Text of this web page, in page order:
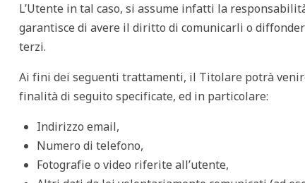
L’Utente in tal caso, si assume infatti la
garantisce di avere il diritto di comunicarli o
terzi.
Ai fini dei seguenti trattamenti, il Titolare potrà
finalità di seguito specificate, ed in particolare:
Indirizzo email,
Numero di telefono,
Fotografie o video riferite all’utente,